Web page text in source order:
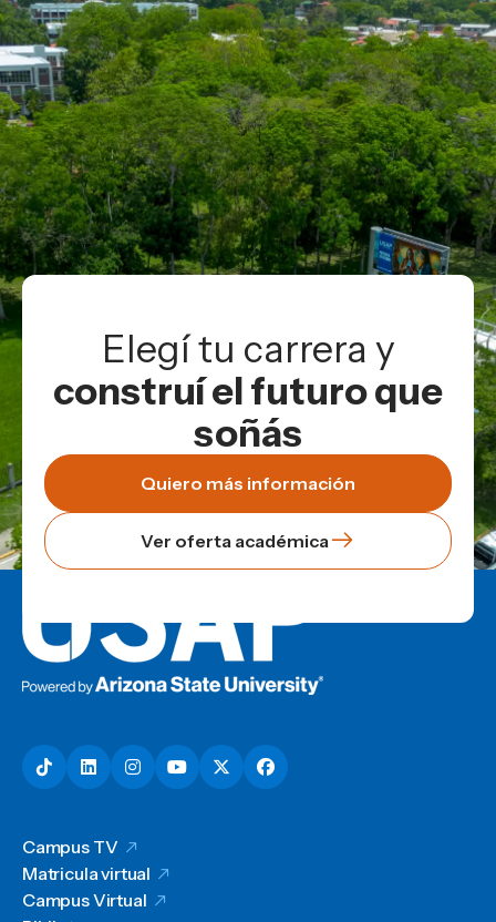
Elegí tu carrera y
construí el futuro que
soñás
Quiero más información
Ver oferta académica
Campus TV
Matricula virtual
Campus Virtual